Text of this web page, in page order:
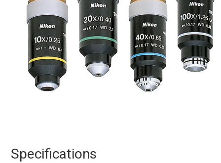
Specifications